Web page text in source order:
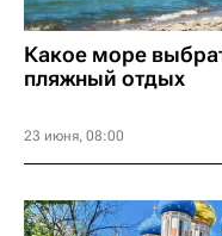
Какое море
пляжный отдых
23 июня, 08:00